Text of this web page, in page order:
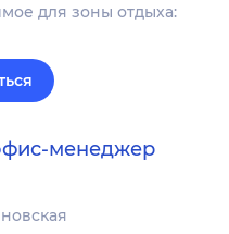
для зоны отдыха:
менеджер